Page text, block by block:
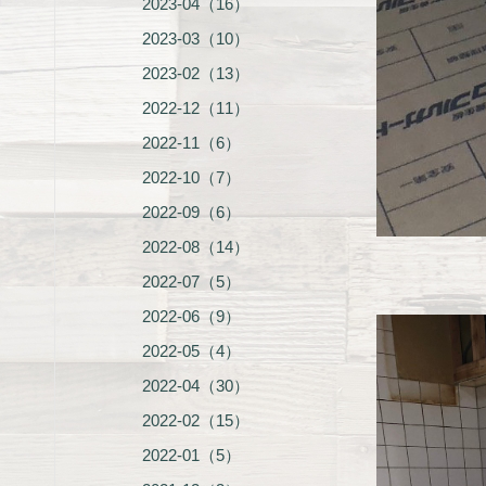
2023-04（16）
2023-03（10）
2023-02（13）
2022-12（11）
2022-11（6）
2022-10（7）
2022-09（6）
2022-08（14）
2022-07（5）
2022-06（9）
2022-05（4）
2022-04（30）
2022-02（15）
2022-01（5）